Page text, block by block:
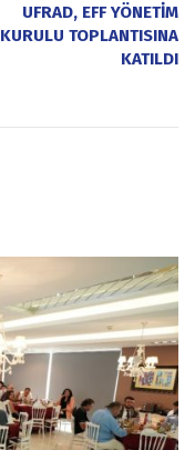
UFRAD, EFF YÖNETİM
KURULU TOPLANTISINA
KATILDI